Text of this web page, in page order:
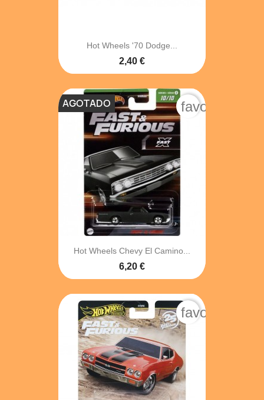
Hot Wheels '70 Dodge...
2,40 €
Hot Wheels Chevy El Camino...
6,20 €
AGOTADO